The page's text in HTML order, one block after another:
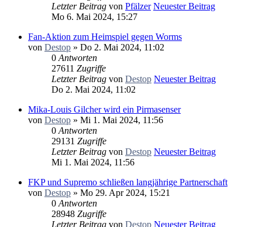
Letzter Beitrag von Pfälzer Neuester Beitrag
Mo 6. Mai 2024, 15:27
Fan-Aktion zum Heimspiel gegen Worms
von Destop » Do 2. Mai 2024, 11:02
0 Antworten
27611 Zugriffe
Letzter Beitrag von Destop Neuester Beitrag
Do 2. Mai 2024, 11:02
Mika-Louis Gilcher wird ein Pirmasenser
von Destop » Mi 1. Mai 2024, 11:56
0 Antworten
29131 Zugriffe
Letzter Beitrag von Destop Neuester Beitrag
Mi 1. Mai 2024, 11:56
FKP und Supremo schließen langjährige Partnerschaft
von Destop » Mo 29. Apr 2024, 15:21
0 Antworten
28948 Zugriffe
Letzter Beitrag von Destop Neuester Beitrag